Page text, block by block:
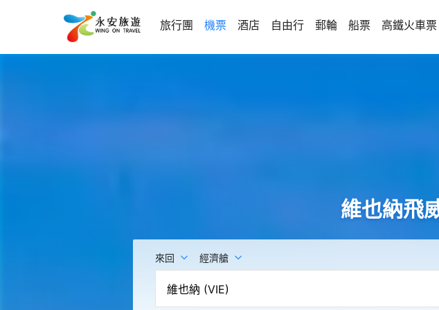
旅行團 機票 酒店 自由行 郵輪 船票 高鐵火車票
維也納飛
來回 經濟艙